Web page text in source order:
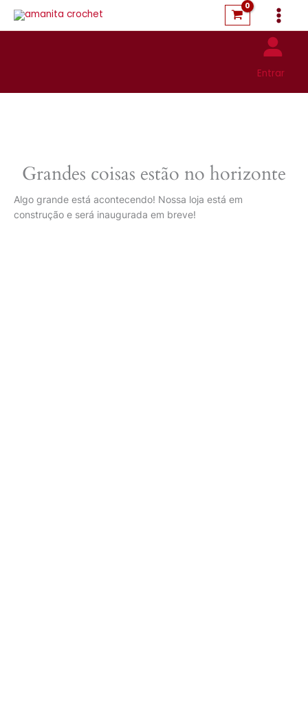
Pular
para
Entrar
Grandes coisas estão no horizonte
Algo grande está acontecendo! Nossa loja está em
construção e será inaugurada em breve!